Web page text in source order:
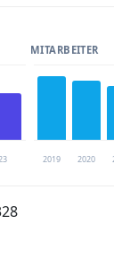
MITARBEITER
2019 2020